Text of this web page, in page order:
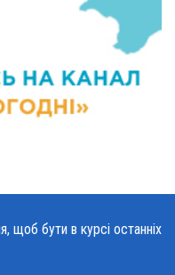
щоб бути в курсі останніх